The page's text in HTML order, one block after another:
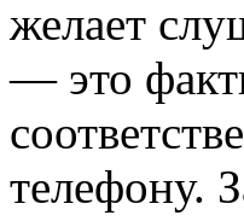
желает
— это
телефону.